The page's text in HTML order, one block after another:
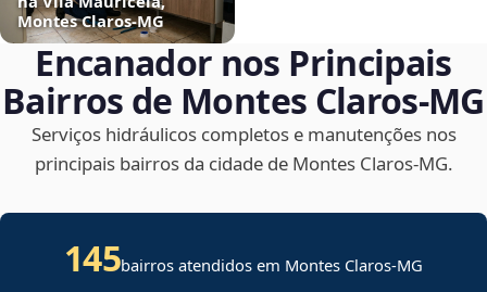
Montes Claros‑MG
Encanador nos Principais
Bairros de Montes Claros‑MG
Serviços hidráulicos completos e manutenções nos
principais bairros da cidade de Montes Claros‑MG.
145bairros atendidos em Montes Claros-MG